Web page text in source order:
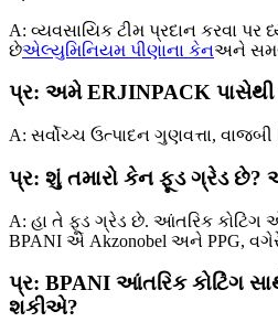
A: વ્યવસાયિક ટીમ પ્રદાન કરવા પર
છેએલ્યુમિનિયમ પીણાના કેનઅને
પ્ર: અમે ERJINPACK પાસેથી
A: સર્વોચ્ચ ઉત્પાદન ગુણવત્તા, વાજબી
પ્ર: શું તમારો કેન ફૂડ ગ્રેડ છે?
A: હા તે ફૂડ ગ્રેડ છે. આંતરિક કોટિંગ
BPANI એ Akzonobel અને PPG,
પ્ર: BPANI આંતરિક કોટિંગ
શકીએ?